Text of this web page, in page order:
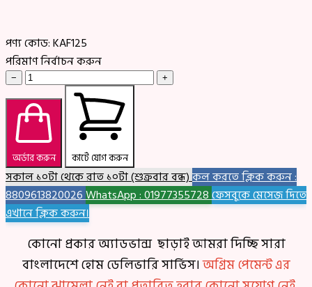
পণ্য কোড:KAF125
পরিমাণ নির্বাচন করুন
− +
অর্ডার করুন কার্টে যোগ করুন
সকাল ১০টা থেকে রাত ১০টা (শুক্রবার বন্ধ)কল করতে ক্লিক করুন :
8809613820026WhatsApp : 01977355728ফেসবুকে মেসেজ দিতে
এখানে ক্লিক করুন।
কোনো প্রকার অ্যাডভান্স ছাড়াই আমরা দিচ্ছি সারা
বাংলাদেশে হোম ডেলিভারি সার্ভিস।অগ্রিম পেমেন্ট এর